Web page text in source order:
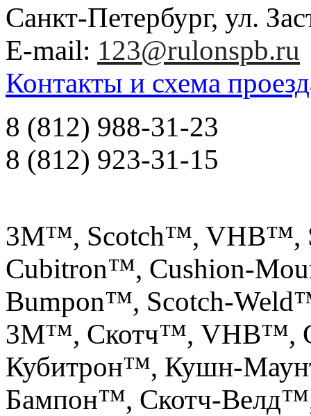
Санкт-Петербург, ул.
E-mail: 123@rulonspb.ru
Контакты и схема
8 (812) 988-31-23
8 (812) 923-31-15
3M™, Scotch™, VHB™,
Cubitron™, Cushion-
Bumpon™, Scotch-
3М™, Скотч™, VHB™,
Кубитрон™, Кушн-
Бампон™, Скотч-